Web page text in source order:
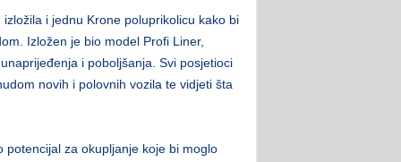
i jednu Krone poluprikolicu kako bi
Izložen je bio model Profi Liner,
i poboljšanja. Svi posjetioci
novih i polovnih vozila te vidjeti šta
potencijal za okupljanje koje bi moglo